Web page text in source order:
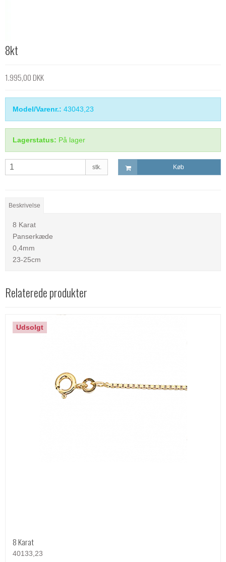
8kt
1.995,00 DKK
Model/Varenr.: 43043,23
Lagerstatus: På lager
stk. Køb
Beskrivelse
8 Karat
Panserkæde
0,4mm
23-25cm
Relaterede produkter
Udsolgt
8 Karat
40133,23